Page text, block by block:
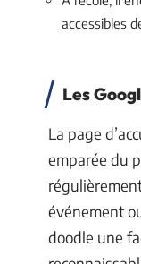
accessibles
Les
La page
emparée du
événement
doodle une